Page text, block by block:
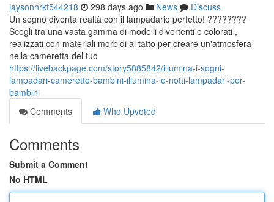
jaysonhrkf544218 298 days ago News
Discuss
Un sogno diventa realtà con il lampadario perfetto! ????????
Scegli tra una vasta gamma di modelli divertenti e colorati ,
realizzati con materiali morbidi al tatto per creare un'atmosfera
nella cameretta del tuo
https://livebackpage.com/story5885842/illumina-i-sogni-
lampadari-camerette-bambini-illumina-le-notti-lampadari-per-
bambini
Comments
Who Upvoted
Comments
Submit a Comment
No HTML